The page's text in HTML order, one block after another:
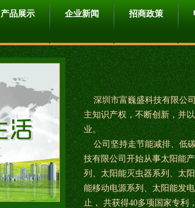
产品展示 企业新闻 招商政策
深圳市富巍盛科技有限公司
主知识产权，不断创新，并
业。
公司坚持走节能减排、低碳
技有限公司开始从事太阳能
列、太阳能灭虫器系列、太
能移动电源系列、太阳能发
止， 共获得40多项国家专利